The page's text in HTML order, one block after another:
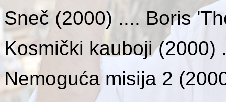
Sneč (2000) .... Boris
Kosmički kauboji(2000)
Nemoguća misija 2